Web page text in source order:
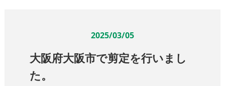
2025/03/05
大阪府大阪市で剪定を行いまし
た。